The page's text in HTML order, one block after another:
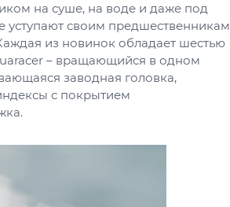
на суше, на воде и даже под
уступают своим предшественникам
из новинок обладает шестью
– вращающийся в одном
заводная головка,
с покрытием